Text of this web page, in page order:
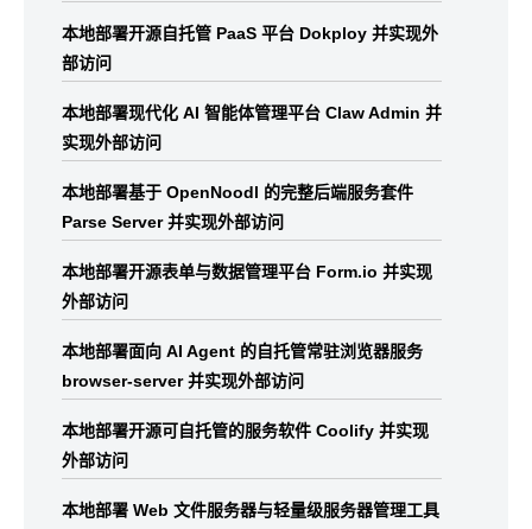
本地部署开源自托管 PaaS 平台 Dokploy 并实现外
部访问
本地部署现代化 AI 智能体管理平台 Claw Admin 并
实现外部访问
本地部署基于 OpenNoodl 的完整后端服务套件
Parse Server 并实现外部访问
本地部署开源表单与数据管理平台 Form.io 并实现
外部访问
本地部署面向 AI Agent 的自托管常驻浏览器服务
browser-server 并实现外部访问
本地部署开源可自托管的服务软件 Coolify 并实现
外部访问
本地部署 Web 文件服务器与轻量级服务器管理工具